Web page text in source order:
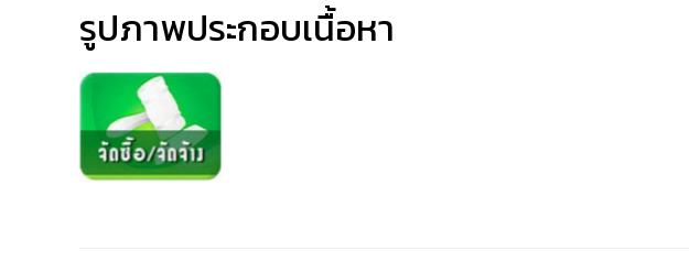
รูปภาพประกอบเนื้อหา